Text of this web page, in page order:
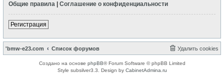
Общие правила
Соглашение о конфиденциальности
Регистрация
'bmw-e23.com Список форумов Удалить cookies
Создано на основе phpBB® Forum Software © phpBB Limited
Style subsilver3.3. Design by CabinetAdmina.ru